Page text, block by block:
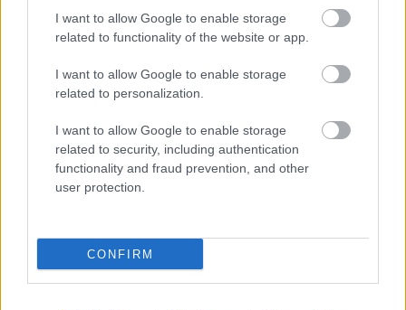
I want to allow Google to enable storage
related to functionality of the website or app.
I want to allow Google to enable storage
related to personalization.
I want to allow Google to enable storage
related to security, including authentication
functionality and fraud prevention, and other
user protection.
CONFIRM
Hírlevél feliratkozás